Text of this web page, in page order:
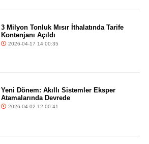
3 Milyon Tonluk Mısır İthalatında Tarife
Kontenjanı Açıldı
2026-04-17 14:00:35
Yeni Dönem: Akıllı Sistemler Eksper
Atamalarında Devrede
2026-04-02 12:00:41